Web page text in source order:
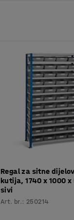
Regal za sitne
kutija, 1740 x 1000 x
sivi
Art. br.: 250214